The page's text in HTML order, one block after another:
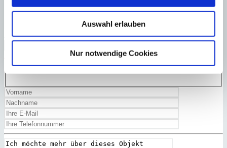
Auswahl erlauben
Nur notwendige Cookies
Ja, ich habe dieDatenschutzerklärunggelesen und akzeptiert.
Zu Favoriten hinzufügen